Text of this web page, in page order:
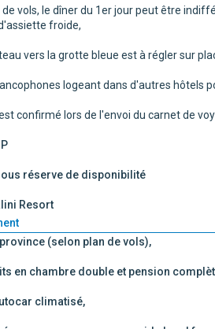
de vols, le dîner du 1er jour peut être
froide,
vers la grotte bleue est à régler sur
logeant dans d'autres hôtels
confirmé lors de l'envoi du carnet de
réserve de disponibilité
Resort
(selon plan de vols),
en chambre double et pension
climatisé,